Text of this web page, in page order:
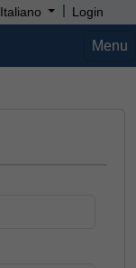
Italiano | Login
Menu